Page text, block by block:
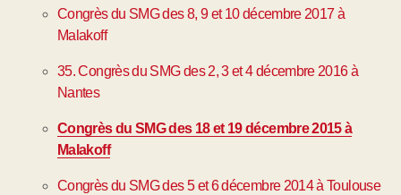
Congrès du SMG des 8, 9 et 10 décembre 2017 à
Malakoff
35. Congrès du SMG des 2, 3 et 4 décembre 2016 à
Nantes
Congrès du SMG des 18 et 19 décembre 2015 à
Malakoff
Congrès du SMG des 5 et 6 décembre 2014 à Toulouse